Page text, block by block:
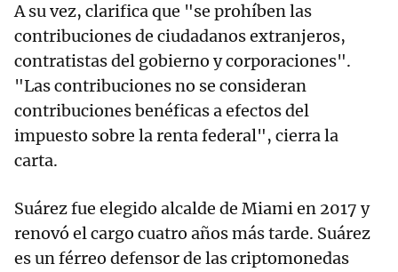
A su vez, clarifica que "se prohíben las
contribuciones de ciudadanos extranjeros,
contratistas del gobierno y corporaciones".
"Las contribuciones no se consideran
contribuciones benéficas a efectos del
impuesto sobre la renta federal", cierra la
carta.
Suárez fue elegido alcalde de Miami en 2017 y
renovó el cargo cuatro años más tarde. Suárez
es un férreo defensor de las criptomonedas